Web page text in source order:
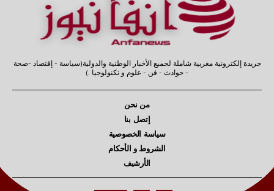
جريدة إلكترونية مغربية شاملة لجميع الأخبار الوطنية والدولية(سياسة - إقتصاد -صحة
- حوادث - فن - علوم و تكنولوجيا .)
من نحن
إتصل بنا
سياسة الخصوصية
الشروط و الأحكام
الأرشيف